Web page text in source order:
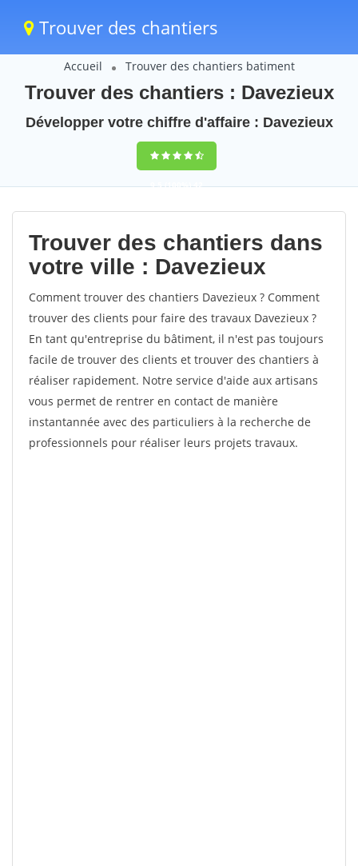
Trouver des chantiers
Accueil Trouver des chantiers batiment
Trouver des chantiers : Davezieux
Développer votre chiffre d'affaire : Davezieux
9,5(100%)42
votes
Trouver des chantiers dans
votre ville : Davezieux
Comment trouver des chantiers Davezieux ? Comment
trouver des clients pour faire des travaux Davezieux ?
En tant qu'entreprise du bâtiment, il n'est pas toujours
facile de trouver des clients et trouver des chantiers à
réaliser rapidement. Notre service d'aide aux artisans
vous permet de rentrer en contact de manière
instantannée avec des particuliers à la recherche de
professionnels pour réaliser leurs projets travaux.